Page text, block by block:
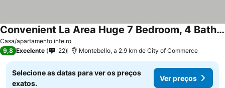
Casa/apartamento inteiro
Convenient La Area Huge 7 Bedroom, 4 Baths Gorgeous Home
9,8 Excelente 22 Montebello, a 2.9 km de City of Commerce
Selecione as datas para ver os preços
exatos.
Ver preços